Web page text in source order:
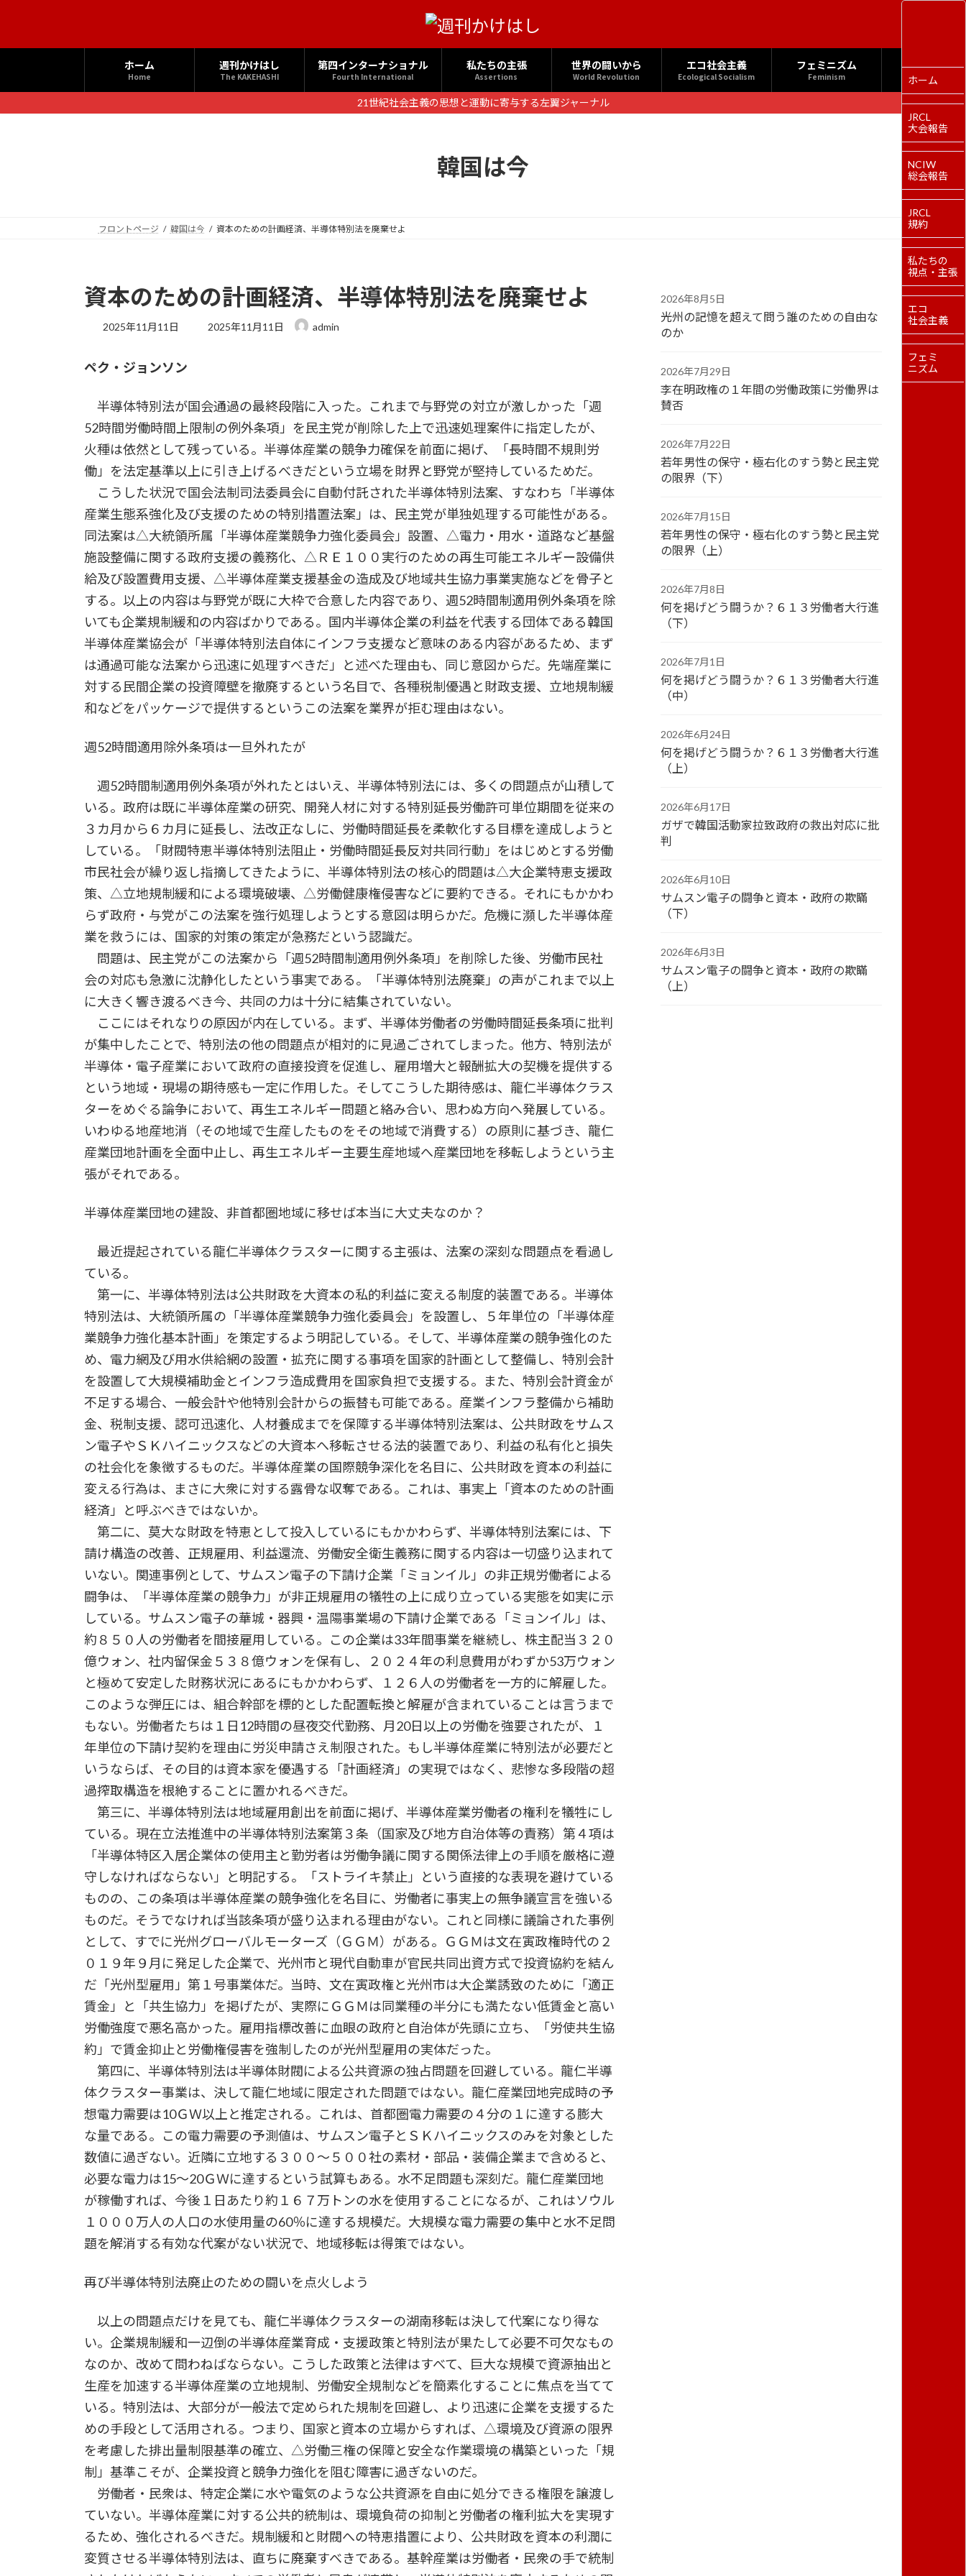
へ
ス
ョ
ン
ホーム
Home
週刊かけはし
The KAKEHASHI
第四インターナショナル
Fourth International
私たちの主張
Assertions
世界の闘いから
World Revolution
エコ社会主義
Ecological Socialism
フェミニズム
Feminism
21世紀社会主義の思想と運動に寄与する左翼ジャーナル
韓国は今
フロントページ 韓国は今 資本のための計画経済、半導体特別法を廃棄せよ
資本のための計画経済、半導体特別法を廃棄せよ
2025年11月11日
最
:
2025年11月11日 admin
ペク・ジョンソン
半導体特別法が国会通過の最終段階に入った。これまで与野党の対立が激しかった「週
52時間労働時間上限制の例外条項」を民主党が削除した上で迅速処理案件に指定したが、
火種は依然として残っている。半導体産業の競争力確保を前面に掲げ、「長時間不規則労
働」を法定基準以上に引き上げるべきだという立場を財界と野党が堅持しているためだ。
こうした状況で国会法制司法委員会に自動付託された半導体特別法案、すなわち「半導体
産業生態系強化及び支援のための特別措置法案」は、民主党が単独処理する可能性がある。
同法案は△大統領所属「半導体産業競争力強化委員会」設置、△電力・用水・道路など基盤
施設整備に関する政府支援の義務化、△ＲＥ１００実行のための再生可能エネルギー設備供
給及び設置費用支援、△半導体産業支援基金の造成及び地域共生協力事業実施などを骨子と
する。以上の内容は与野党が既に大枠で合意した内容であり、週52時間制適用例外条項を除
いても企業規制緩和の内容ばかりである。国内半導体企業の利益を代表する団体である韓国
半導体産業協会が「半導体特別法自体にインフラ支援など意味のある内容があるため、まず
は通過可能な法案から迅速に処理すべきだ」と述べた理由も、同じ意図からだ。先端産業に
対する民間企業の投資障壁を撤廃するという名目で、各種税制優遇と財政支援、立地規制緩
和などをパッケージで提供するというこの法案を業界が拒む理由はない。
週52時間適用除外条項は一旦外れたが
週52時間制適用例外条項が外れたとはいえ、半導体特別法には、多くの問題点が山積して
いる。政府は既に半導体産業の研究、開発人材に対する特別延長労働許可単位期間を従来の
３カ月から６カ月に延長し、法改正なしに、労働時間延長を柔軟化する目標を達成しようと
している。「財閥特恵半導体特別法阻止・労働時間延長反対共同行動」をはじめとする労働
市民社会が繰り返し指摘してきたように、半導体特別法の核心的問題は△大企業特恵支援政
策、△立地規制緩和による環境破壊、△労働健康権侵害などに要約できる。それにもかかわ
らず政府・与党がこの法案を強行処理しようとする意図は明らかだ。危機に瀕した半導体産
業を救うには、国家的対策の策定が急務だという認識だ。
問題は、民主党がこの法案から「週52時間制適用例外条項」を削除した後、労働市民社
会の対応も急激に沈静化したという事実である。「半導体特別法廃棄」の声がこれまで以上
に大きく響き渡るべき今、共同の力は十分に結集されていない。
ここにはそれなりの原因が内在している。まず、半導体労働者の労働時間延長条項に批判
が集中したことで、特別法の他の問題点が相対的に見過ごされてしまった。他方、特別法が
半導体・電子産業において政府の直接投資を促進し、雇用増大と報酬拡大の契機を提供する
という地域・現場の期待感も一定に作用した。そしてこうした期待感は、龍仁半導体クラス
ターをめぐる論争において、再生エネルギー問題と絡み合い、思わぬ方向へ発展している。
いわゆる地産地消（その地域で生産したものをその地域で消費する）の原則に基づき、龍仁
産業団地計画を全面中止し、再生エネルギー主要生産地域へ産業団地を移転しようという主
張がそれである。
半導体産業団地の建設、非首都圏地域に移せば本当に大丈夫なのか？
最近提起されている龍仁半導体クラスターに関する主張は、法案の深刻な問題点を看過し
ている。
第一に、半導体特別法は公共財政を大資本の私的利益に変える制度的装置である。半導体
特別法は、大統領所属の「半導体産業競争力強化委員会」を設置し、５年単位の「半導体産
業競争力強化基本計画」を策定するよう明記している。そして、半導体産業の競争強化のた
め、電力網及び用水供給網の設置・拡充に関する事項を国家的計画として整備し、特別会計
を設置して大規模補助金とインフラ造成費用を国家負担で支援する。また、特別会計資金が
不足する場合、一般会計や他特別会計からの振替も可能である。産業インフラ整備から補助
金、税制支援、認可迅速化、人材養成までを保障する半導体特別法案は、公共財政をサムス
ン電子やＳＫハイニックスなどの大資本へ移転させる法的装置であり、利益の私有化と損失
の社会化を象徴するものだ。半導体産業の国際競争深化を名目に、公共財政を資本の利益に
変える行為は、まさに大衆に対する露骨な収奪である。これは、事実上「資本のための計画
経済」と呼ぶべきではないか。
第二に、莫大な財政を特恵として投入しているにもかかわらず、半導体特別法案には、下
請け構造の改善、正規雇用、利益還流、労働安全衛生義務に関する内容は一切盛り込まれて
いない。関連事例として、サムスン電子の下請け企業「ミョンイル」の非正規労働者による
闘争は、「半導体産業の競争力」が非正規雇用の犠牲の上に成り立っている実態を如実に示
している。サムスン電子の華城・器興・温陽事業場の下請け企業である「ミョンイル」は、
約８５０人の労働者を間接雇用している。この企業は33年間事業を継続し、株主配当３２０
億ウォン、社内留保金５３８億ウォンを保有し、２０２４年の利息費用がわずか53万ウォン
と極めて安定した財務状況にあるにもかかわらず、１２６人の労働者を一方的に解雇した。
このような弾圧には、組合幹部を標的とした配置転換と解雇が含まれていることは言うまで
もない。労働者たちは１日12時間の昼夜交代勤務、月20日以上の労働を強要されたが、１
年単位の下請け契約を理由に労災申請さえ制限された。もし半導体産業に特別法が必要だと
いうならば、その目的は資本家を優遇する「計画経済」の実現ではなく、悲惨な多段階の超
過搾取構造を根絶することに置かれるべきだ。
第三に、半導体特別法は地域雇用創出を前面に掲げ、半導体産業労働者の権利を犠牲にし
ている。現在立法推進中の半導体特別法案第３条（国家及び地方自治体等の責務）第４項は
「半導体特区入居企業体の使用主と勤労者は労働争議に関する関係法律上の手順を厳格に遵
守しなければならない」と明記する。「ストライキ禁止」という直接的な表現を避けている
ものの、この条項は半導体産業の競争強化を名目に、労働者に事実上の無争議宣言を強いる
ものだ。そうでなければ当該条項が盛り込まれる理由がない。これと同様に議論された事例
として、すでに光州グローバルモーターズ（ＧＧＭ）がある。ＧＧＭは文在寅政権時代の２
０１９年９月に発足した企業で、光州市と現代自動車が官民共同出資方式で投資協約を結ん
だ「光州型雇用」第１号事業体だ。当時、文在寅政権と光州市は大企業誘致のために「適正
賃金」と「共生協力」を掲げたが、実際にＧＧＭは同業種の半分にも満たない低賃金と高い
労働強度で悪名高かった。雇用指標改善に血眼の政府と自治体が先頭に立ち、「労使共生協
約」で賃金抑止と労働権侵害を強制したのが光州型雇用の実体だった。
第四に、半導体特別法は半導体財閥による公共資源の独占問題を回避している。龍仁半導
体クラスター事業は、決して龍仁地域に限定された問題ではない。龍仁産業団地完成時の予
想電力需要は10ＧＷ以上と推定される。これは、首都圏電力需要の４分の１に達する膨大
な量である。この電力需要の予測値は、サムスン電子とＳＫハイニックスのみを対象とした
数値に過ぎない。近隣に立地する３００〜５００社の素材・部品・装備企業まで含めると、
必要な電力は15〜20ＧＷに達するという試算もある。水不足問題も深刻だ。龍仁産業団地
が稼働すれば、今後１日あたり約１６７万トンの水を使用することになるが、これはソウル
１０００万人の人口の水使用量の60％に達する規模だ。大規模な電力需要の集中と水不足問
題を解消する有効な代案がない状況で、地域移転は得策ではない。
再び半導体特別法廃止のための闘いを点火しよう
以上の問題点だけを見ても、龍仁半導体クラスターの湖南移転は決して代案になり得な
い。企業規制緩和一辺倒の半導体産業育成・支援政策と特別法が果たして必要不可欠なもの
なのか、改めて問わねばならない。こうした政策と法律はすべて、巨大な規模で資源抽出と
生産を加速する半導体産業の立地規制、労働安全規制などを簡素化することに焦点を当てて
いる。特別法は、大部分が一般法で定められた規制を回避し、より迅速に企業を支援するた
めの手段として活用される。つまり、国家と資本の立場からすれば、△環境及び資源の限界
を考慮した排出量制限基準の確立、△労働三権の保障と安全な作業環境の構築といった「規
制」基準こそが、企業投資と競争力強化を阻む障害に過ぎないのだ。
労働者・民衆は、特定企業に水や電気のような公共資源を自由に処分できる権限を譲渡し
ていない。半導体産業に対する公共的統制は、環境負荷の抑制と労働者の権利拡大を実現す
るため、強化されるべきだ。規制緩和と財閥への特恵措置により、公共財政を資本の利潤に
変質させる半導体特別法は、直ちに廃棄すべきである。基幹産業は労働者・民衆の手で統制
2026年8月5日
光州の記憶を超えて問う誰のための自由な
のか
2026年7月29日
李在明政権の１年間の労働政策に労働界は
賛否
2026年7月22日
若年男性の保守・極右化のすう勢と民主党
の限界（下）
2026年7月15日
若年男性の保守・極右化のすう勢と民主党
の限界（上）
2026年7月8日
何を掲げどう闘うか？６１３労働者大行進
（下）
2026年7月1日
何を掲げどう闘うか？６１３労働者大行進
（中）
2026年6月24日
何を掲げどう闘うか？６１３労働者大行進
（上）
2026年6月17日
ガザで韓国活動家拉致政府の救出対応に批
判
2026年6月10日
サムスン電子の闘争と資本・政府の欺瞞
（下）
2026年6月3日
サムスン電子の闘争と資本・政府の欺瞞
（上）
ホーム
JRCL
大会報告
NCIW
総会報告
JRCL
規約
私たちの
視点・主張
エコ
社会主義
フェミ
ニズム